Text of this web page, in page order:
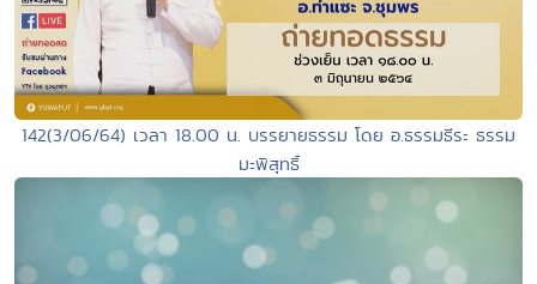
142(3/06/64) เวลา 18.00 น. บรรยายธรรม โดย อ.ธรรมธีระ ธรรม
มะพิสุทธิ์